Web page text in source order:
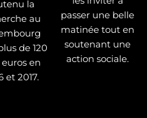
la
au
de 120
en
et 2017.
passer une belle
matinée tout en
soutenant une
action sociale.